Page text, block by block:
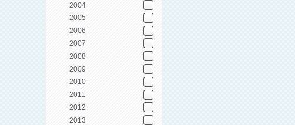
2004
2005
2006
2007
2008
2009
2010
2011
2012
2013